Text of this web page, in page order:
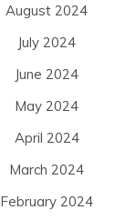
August 2024
July 2024
June 2024
May 2024
April 2024
March 2024
February 2024